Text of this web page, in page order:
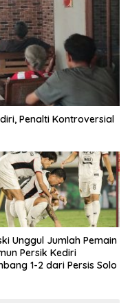
Penalti Kontroversial
Unggul Jumlah Pemain
Persik Kediri
1-2 dari Persis Solo